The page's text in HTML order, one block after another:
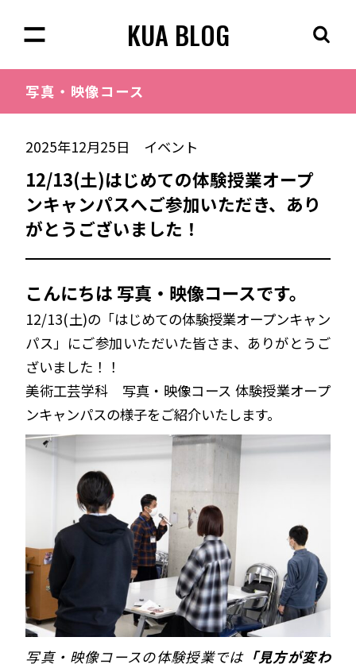
KUA BLOG
写真・映像コース
2025年12月25日 イベント
12/13(土)はじめての体験授業オープ
ンキャンパスへご参加いただき、あり
がとうございました！
こんにちは 写真・映像コースです。
12/13(土)の「はじめての体験授業オープンキャン
パス」にご参加いただいた皆さま、ありがとうご
ざいました！！
美術工芸学科 写真・映像コース 体験授業オープ
ンキャンパスの様子をご紹介いたします。
写真・映像コースの体験授業では「見方が変わ